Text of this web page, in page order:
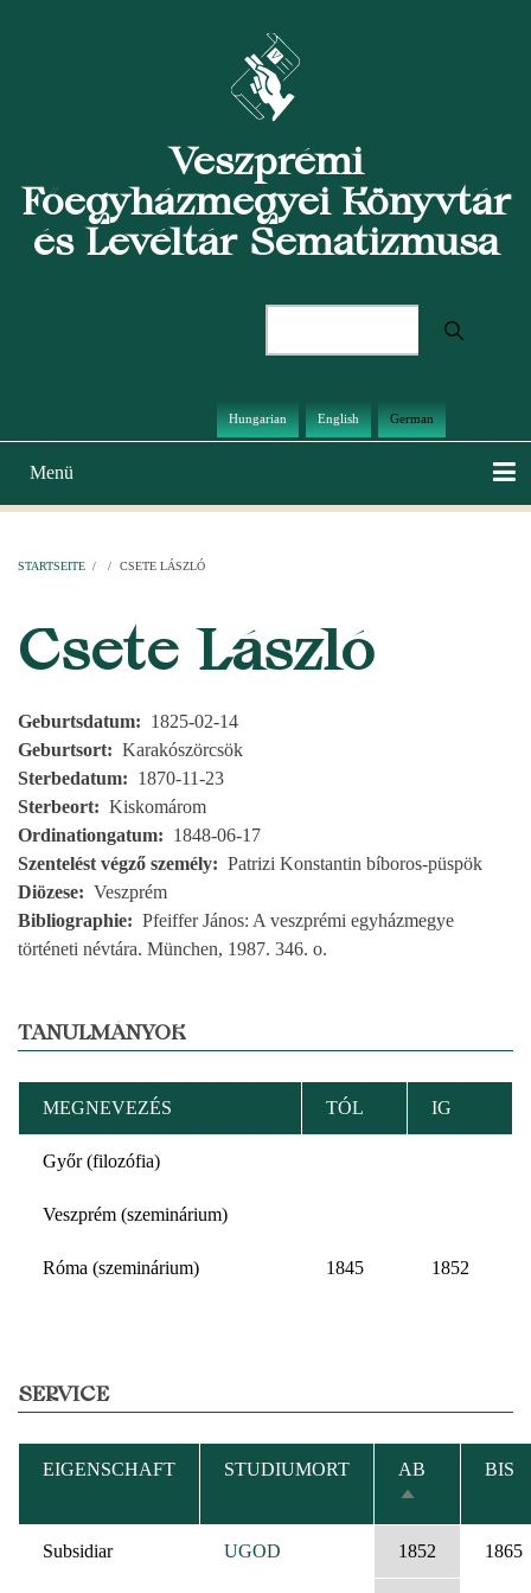
Veszprémi
Főegyházmegyei Könyvtár
és Levéltár Sematizmusa
Hungarian English German
Hauptnavigation
Menü
STARTSEITE / / CSETE LÁSZLÓ
Csete László
Geburtsdatum
1825-02-14
Geburtsort
Karakószörcsök
Sterbedatum
1870-11-23
Sterbeort
Kiskomárom
Ordinationgatum
1848-06-17
Szentelést végző személy
Patrizi Konstantin bíboros-püspök
Diözese
Veszprém
Bibliographie
Pfeiffer János: A veszprémi egyházmegye
történeti névtára. München, 1987. 346. o.
TANULMÁNYOK
MEGNEVEZÉS TÓL IG
Győr (filozófia)
Veszprém (szeminárium)
Róma (szeminárium) 1845 1852
SERVICE
EIGENSCHAFT STUDIUMORT
AB
ABSTEIGEND
SORTIEREN
BIS
Subsidiar UGOD 1852 1865